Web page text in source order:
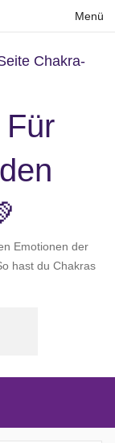
Menü
Emotionen der
hast du Chakras